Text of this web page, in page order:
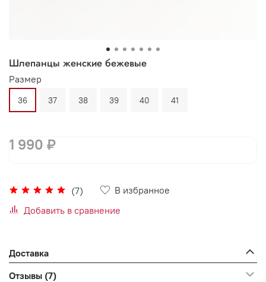
Шлепанцы женские бежевые
(7)
В избранное
Добавить в сравнение
Размер
36 37 38 39 40 41
1 990 ₽
Доставка
Отзывы (7)